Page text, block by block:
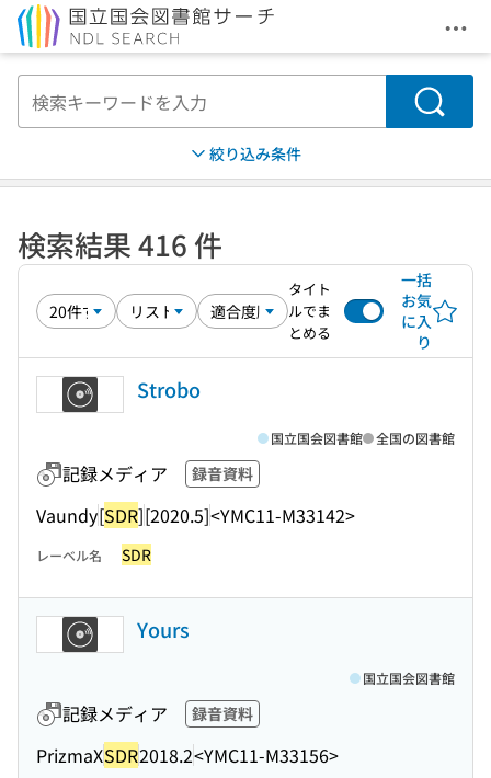
メ
検索
絞り込み条件
検索結果 416 件
タイト
ルでま
とめる
一括
お気
に入
り
Strobo
記録メディア 録音資料
Vaundy[SDR][2020.5]<YMC11-M33142>
国立国会図書館 全国の図書館
レーベル名 SDR
Yours
記録メディア 録音資料
PrizmaXSDR2018.2<YMC11-M33156>
国立国会図書館